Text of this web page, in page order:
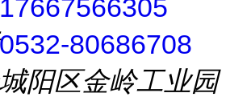
17667566305
0532-80686708
城阳区金岭工业园